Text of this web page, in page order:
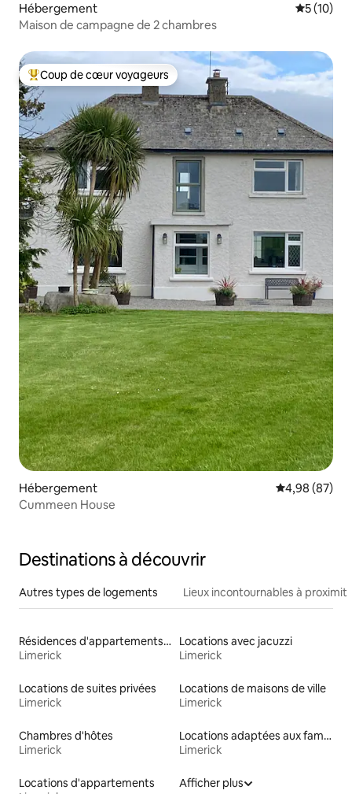
Hébergement
5 (10)
Maison de campagne de 2 chambres
Coups de cœur voyageurs les plus appréciés
Coup de cœur voyageurs
Hébergement Évaluation
4,98 (87)
Cummeen House
Destinations à découvrir
Autres types de logements Lieux incontournables à
Résidences d'appartements en location
Limerick
Locations avec jacuzzi
Limerick
Locations de suites privées
Limerick
Locations de maisons de ville
Limerick
Chambres d'hôtes
Limerick
Locations adaptées aux familles
Limerick
Locations d'appartements
Afficher plus